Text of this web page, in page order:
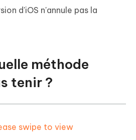
d'iOS n'annule pas la
méthode
tenir ?
swipe to view